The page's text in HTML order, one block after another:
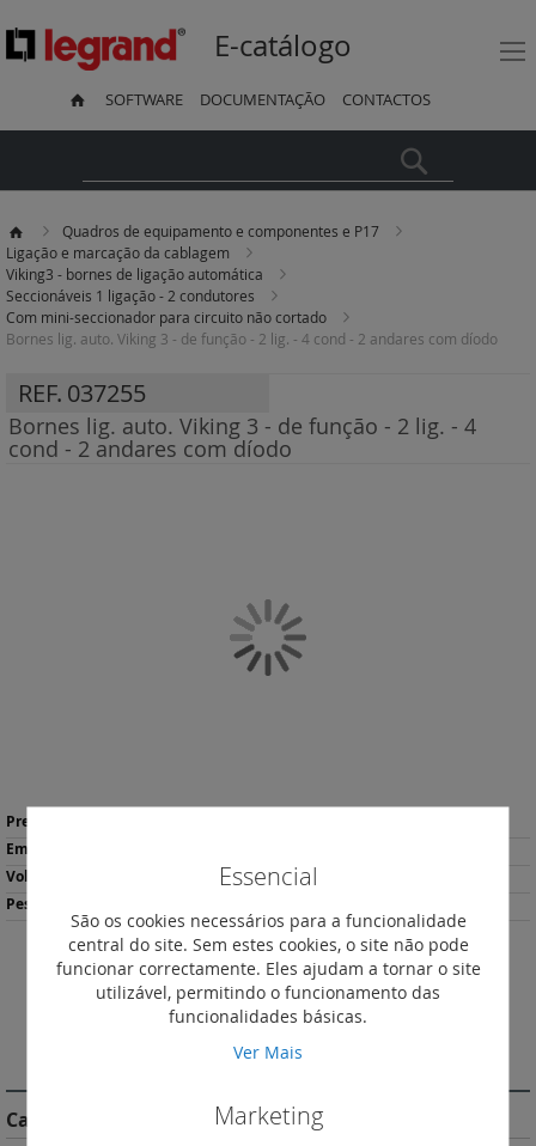
E-catálogo
SOFTWARE DOCUMENTAÇÃO CONTACTOS
Quadros de equipamento e componentes e P17
Ligação e marcação da cablagem
Viking3 - bornes de ligação automática
Seccionáveis 1 ligação - 2 condutores
Com mini-seccionador para circuito não cortado
Bornes lig. auto. Viking 3 - de função - 2 lig. - 4 cond - 2 andares com díodo
REF. 037255
Bornes lig. auto. Viking 3 - de função - 2 lig. - 4
cond - 2 andares com díodo
Mais
informação
Descarregar
Ficha de Produto
Imprimir
Galeria
de
imagens
DESCRIÇÃO
Características do Produto
Essencial
São os cookies necessários para a funcionalidade
central do site. Sem estes cookies, o site não pode
funcionar correctamente. Eles ajudam a tornar o site
utilizável, permitindo o funcionamento das
funcionalidades básicas.
Ver Mais
Marketing